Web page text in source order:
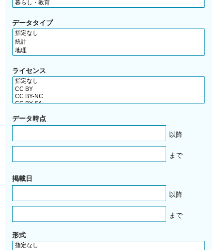
データタイプ
ライセンス
データ時点
以降
まで
掲載日
以降
まで
形式